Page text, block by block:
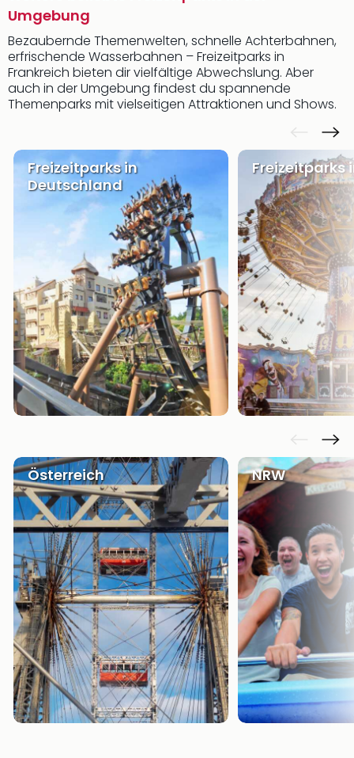
Umgebung
Bezaubernde Themenwelten, schnelle Achterbahnen,
erfrischende Wasserbahnen – Freizeitparks in
Frankreich bieten dir vielfältige Abwechslung. Aber
auch in der Umgebung findest du spannende
Themenparks mit vielseitigen Attraktionen und Shows.
Freizeitparks in
Deutschland
Freizeitparks
Österreich NRW